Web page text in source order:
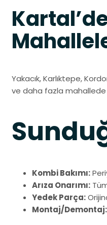
Yakacık, Karlıktepe,
ve daha fazla
Kombi Bakımı:
Arıza Onarımı:
Yedek Parça:
Montaj/Demontaj: